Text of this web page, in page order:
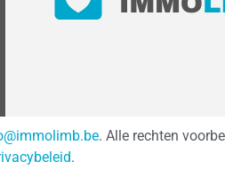
. Alle rechten
.